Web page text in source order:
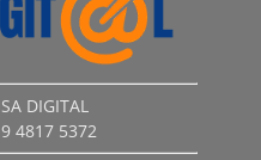
DIGITAL
4817 5372